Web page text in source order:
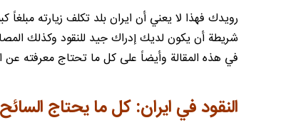
رويدك فهذا لا يعني أن ايران بلد تكلف زيارته مبلغاً
شريطة أن يكون لديك إدراك جيد للنقود وكذلك
في هذه المقالة وأيضاً على كل ما تحتاج معرفته عن
النقود في ايران: كل ما يحتاج